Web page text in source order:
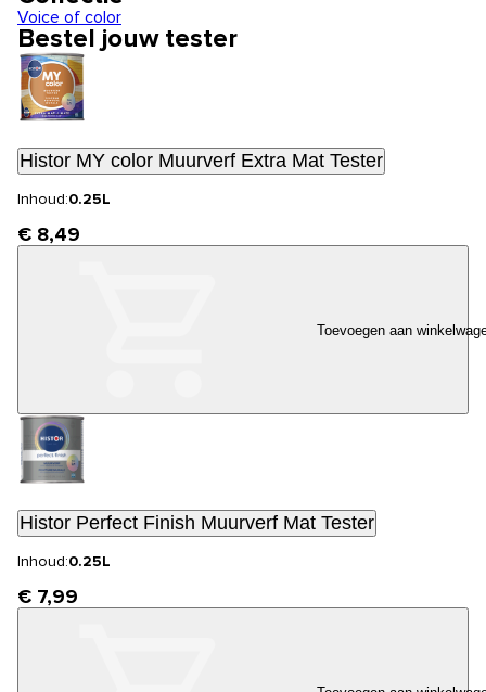
Voice of color
Bestel jouw tester
Histor MY color Muurverf Extra Mat Tester
Inhoud:0.25L
€ 8,49
Toevoegen aan
Histor Perfect Finish Muurverf Mat Tester
Inhoud:0.25L
€ 7,99